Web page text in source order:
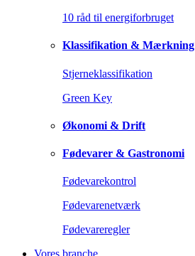
10 råd til energiforbruget
Klassifikation & Mærkning
Stjerneklassifikation
Green Key
Økonomi & Drift
Fødevarer & Gastronomi
Fødevarekontrol
Fødevarenetværk
Fødevareregler